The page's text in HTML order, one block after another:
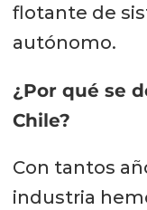
flotante de
autónomo.
¿Por qué se
Chile?
Con tantos
industria